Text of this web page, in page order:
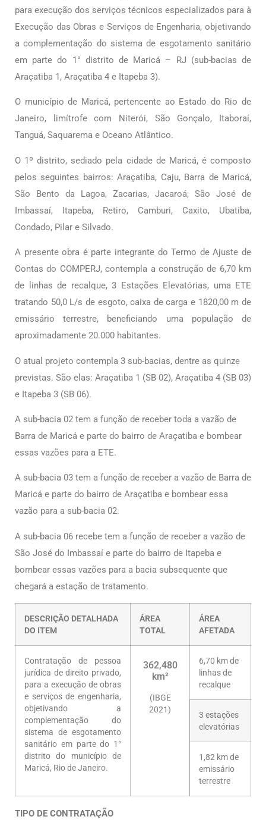
para execução dos serviços técnicos especializados para à
Execução das Obras e Serviços de Engenharia, objetivando
a complementação do sistema de esgotamento sanitário
em parte do 1° distrito de Maricá – RJ (sub-bacias de
Araçatiba 1, Araçatiba 4 e Itapeba 3).
O município de Maricá, pertencente ao Estado do Rio de
Janeiro, limítrofe com Niterói, São Gonçalo, Itaboraí,
Tanguá, Saquarema e Oceano Atlântico.
O 1º distrito, sediado pela cidade de Maricá, é composto
pelos seguintes bairros: Araçatiba, Caju, Barra de Maricá,
São Bento da Lagoa, Zacarias, Jacaroá, São José de
Imbassaí, Itapeba, Retiro, Camburi, Caxito, Ubatiba,
Condado, Pilar e Silvado.
A presente obra é parte integrante do Termo de Ajuste de
Contas do COMPERJ, contempla a construção de 6,70 km
de linhas de recalque, 3 Estações Elevatórias, uma ETE
tratando 50,0 L/s de esgoto, caixa de carga e 1820,00 m de
emissário terrestre, beneficiando uma população de
aproximadamente 20.000 habitantes.
O atual projeto contempla 3 sub-bacias, dentre as quinze
previstas. São elas: Araçatiba 1 (SB 02), Araçatiba 4 (SB 03)
e Itapeba 3 (SB 06).
A sub-bacia 02 tem a função de receber toda a vazão de
Barra de Maricá e parte do bairro de Araçatiba e bombear
essas vazões para a ETE.
A sub-bacia 03 tem a função de receber a vazão de Barra de
Maricá e parte do bairro de Araçatiba e bombear essa
vazão para a sub-bacia 02.
A sub-bacia 06 recebe tem a função de receber a vazão de
São José do Imbassaí e parte do bairro de Itapeba e
bombear essas vazões para a bacia subsequente que
chegará a estação de tratamento.
DESCRIÇÃO DETALHADA
DO ITEM
ÁREA
TOTAL
ÁREA
AFETADA
Contratação de pessoa
jurídica de direito privado,
para a execução de obras
e serviços de engenharia,
objetivando a
complementação do
sistema de esgotamento
sanitário em parte do 1°
distrito do município de
Maricá, Rio de Janeiro.
362,480
km²
(IBGE
2021)
6,70 km de
linhas de
recalque
3 estações
elevatórias
1,82 km de
emissário
terrestre
TIPO DE CONTRATAÇÃO